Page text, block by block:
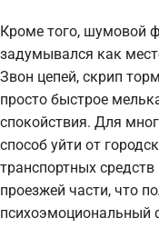
Кроме того, шумовой
задумывался как
Звон цепей, скрип
просто быстрое
спокойствия. Для
способ уйти от
транспортных
проезжей части, что
психоэмоциональный